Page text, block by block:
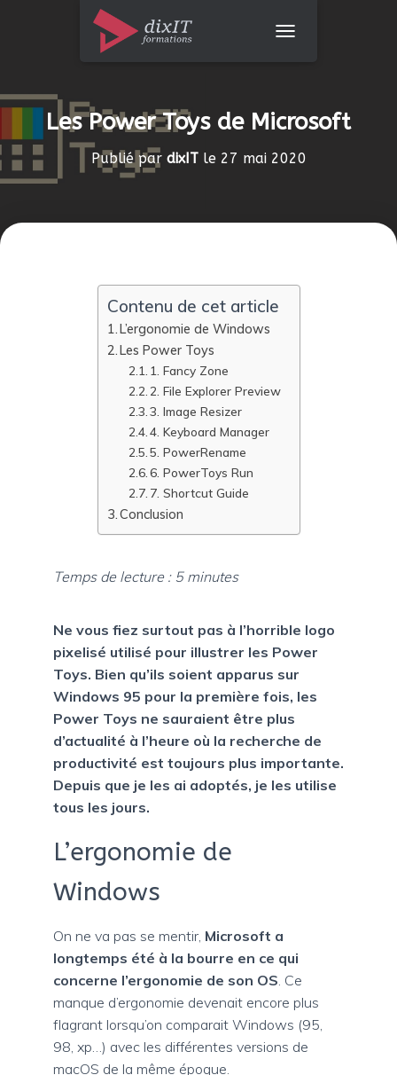
Les Power Toys de Microsoft
Publié par dixITle 27 mai 2020
Contenu de cet article
L’ergonomie de Windows
Les Power Toys
1. Fancy Zone
2. File Explorer Preview
3. Image Resizer
4. Keyboard Manager
5. PowerRename
6. PowerToys Run
7. Shortcut Guide
Conclusion
Temps de lecture : 5 minutes
Ne vous fiez surtout pas à l’horrible logo
pixelisé utilisé pour illustrer les Power
Toys. Bien qu’ils soient apparus sur
Windows 95 pour la première fois, les
Power Toys ne sauraient être plus
d’actualité à l’heure où la recherche de
productivité est toujours plus importante.
Depuis que je les ai adoptés, je les utilise
tous les jours.
L’ergonomie de
Windows
On ne va pas se mentir, Microsoft a
longtemps été à la bourre en ce qui
concerne l’ergonomie de son OS. Ce
manque d’ergonomie devenait encore plus
flagrant lorsqu’on comparait Windows (95,
98, xp…) avec les différentes versions de
macOS de la même époque.